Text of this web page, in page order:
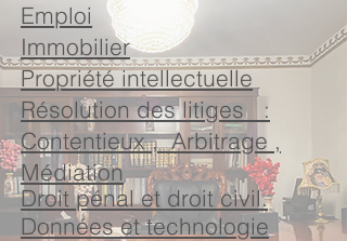
Emploi
Immobilier
Propriété intellectuelle
Résolution des litiges:
Contentieux , Arbitrage ,
Médiation
Droit pénal et droit civil.
Données et technologie